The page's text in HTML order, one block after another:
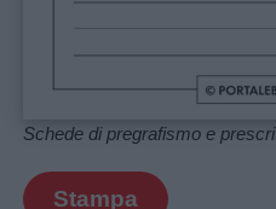
Buonanotte
Auguri
Barzellette
Schede di pregrafismo e
Stampa